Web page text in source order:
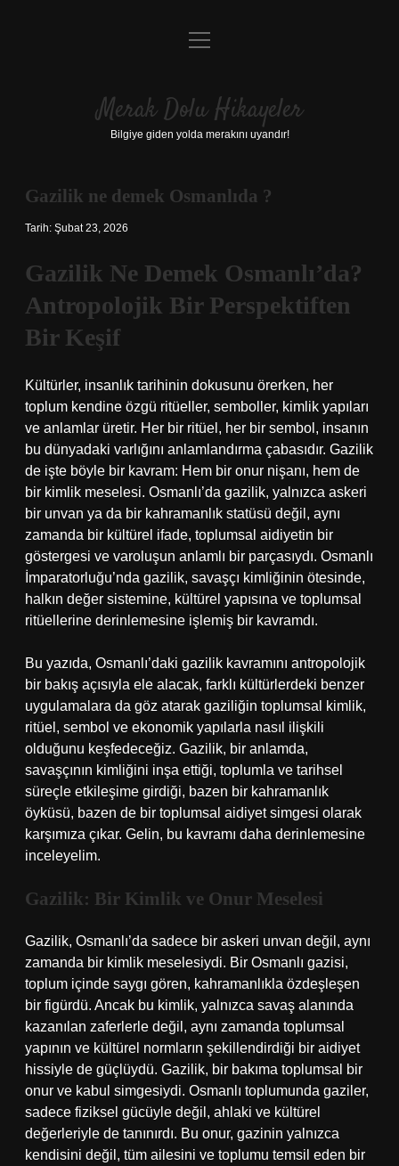
Anasayfa
Yasal Uyarı
menüyü
Merak Dolu Hikayeler
Bilgiye giden yolda merakını uyandır!
Gazilik ne demek Osmanlıda ?
Tarih: Şubat 23, 2026
Gazilik Ne Demek Osmanlı’da?
Antropolojik Bir Perspektiften
Bir Keşif
Kültürler, insanlık tarihinin dokusunu örerken, her
toplum kendine özgü ritüeller, semboller, kimlik yapıları
ve anlamlar üretir. Her bir ritüel, her bir sembol, insanın
bu dünyadaki varlığını anlamlandırma çabasıdır. Gazilik
de işte böyle bir kavram: Hem bir onur nişanı, hem de
bir kimlik meselesi. Osmanlı’da gazilik, yalnızca askeri
bir unvan ya da bir kahramanlık statüsü değil, aynı
zamanda bir kültürel ifade, toplumsal aidiyetin bir
göstergesi ve varoluşun anlamlı bir parçasıydı. Osmanlı
İmparatorluğu’nda gazilik, savaşçı kimliğinin ötesinde,
halkın değer sistemine, kültürel yapısına ve toplumsal
ritüellerine derinlemesine işlemiş bir kavramdı.
Bu yazıda, Osmanlı’daki gazilik kavramını antropolojik
bir bakış açısıyla ele alacak, farklı kültürlerdeki benzer
uygulamalara da göz atarak gaziliğin toplumsal kimlik,
ritüel, sembol ve ekonomik yapılarla nasıl ilişkili
olduğunu keşfedeceğiz. Gazilik, bir anlamda,
savaşçının kimliğini inşa ettiği, toplumla ve tarihsel
süreçle etkileşime girdiği, bazen bir kahramanlık
öyküsü, bazen de bir toplumsal aidiyet simgesi olarak
karşımıza çıkar. Gelin, bu kavramı daha derinlemesine
inceleyelim.
Gazilik: Bir Kimlik ve Onur Meselesi
Gazilik, Osmanlı’da sadece bir askeri unvan değil, aynı
zamanda bir kimlik meselesiydi. Bir Osmanlı gazisi,
toplum içinde saygı gören, kahramanlıkla özdeşleşen
bir figürdü. Ancak bu kimlik, yalnızca savaş alanında
kazanılan zaferlerle değil, aynı zamanda toplumsal
yapının ve kültürel normların şekillendirdiği bir aidiyet
hissiyle de güçlüydü. Gazilik, bir bakıma toplumsal bir
onur ve kabul simgesiydi. Osmanlı toplumunda gaziler,
sadece fiziksel gücüyle değil, ahlaki ve kültürel
değerleriyle de tanınırdı. Bu onur, gazinin yalnızca
kendisini değil, tüm ailesini ve toplumu temsil eden bir